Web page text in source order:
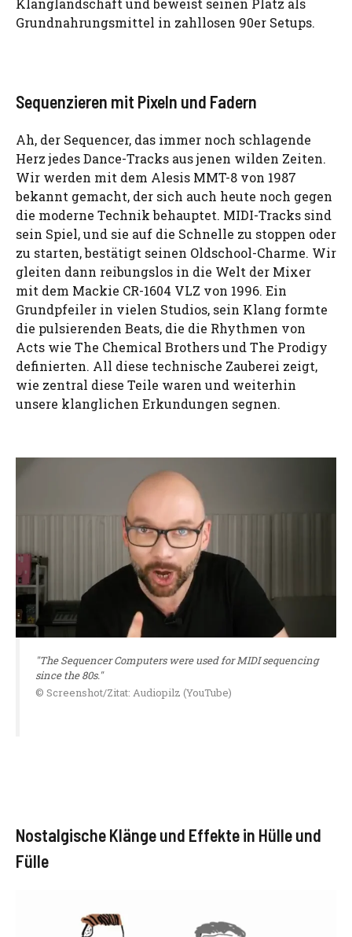
Grundnahrungsmittel in zahllosen 90er Setups.
Sequenzieren mit Pixeln und Fadern
Ah, der Sequencer, das immer noch schlagende
Herz jedes Dance-Tracks aus jenen wilden Zeiten.
Wir werden mit dem Alesis MMT-8 von 1987
bekannt gemacht, der sich auch heute noch gegen
die moderne Technik behauptet. MIDI-Tracks sind
sein Spiel, und sie auf die Schnelle zu stoppen oder
zu starten, bestätigt seinen Oldschool-Charme. Wir
gleiten dann reibungslos in die Welt der Mixer
mit dem Mackie CR-1604 VLZ von 1996. Ein
Grundpfeiler in vielen Studios, sein Klang formte
die pulsierenden Beats, die die Rhythmen von
Acts wie The Chemical Brothers und The Prodigy
definierten. All diese technische Zauberei zeigt,
wie zentral diese Teile waren und weiterhin
unsere klanglichen Erkundungen segnen.
"The Sequencer Computers were used for MIDI sequencing
since the 80s."
© Screenshot/Zitat: Audiopilz (YouTube)
Nostalgische Klänge und Effekte in Hülle und
Fülle